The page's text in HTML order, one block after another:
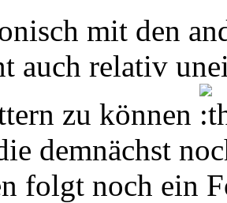
mit den
auch relativ
zu können
demnächst
folgt noch ein